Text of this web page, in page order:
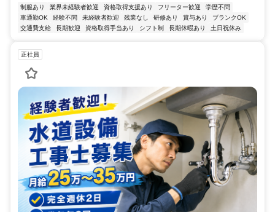
制服あり 業界未経験者歓迎 資格取得支援あり フリーター歓迎
学歴不問
車通勤OK
経験不問 未経験者歓迎 残業なし 研修あり 賞与あり
ブランクOK
交通費支給
長期歓迎 資格取得手当あり シフト制 長期休暇あり 土日祝休み
正社員